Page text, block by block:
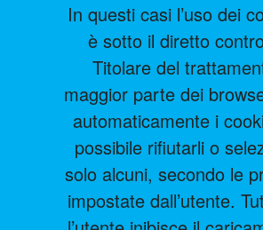
In questi casi l’uso dei
è sotto il diretto
Titolare del
maggior parte dei
automaticamente i
possibile rifiutarli o
solo alcuni, secondo le
impostate dall’utente.